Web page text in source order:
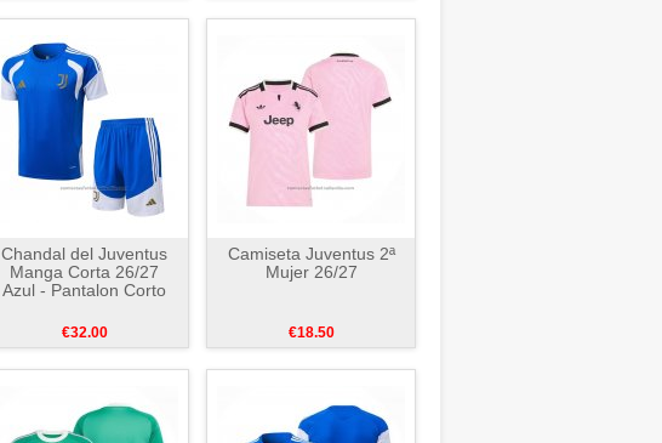
Chandal del Juventus
Manga Corta 26/27
Azul - Pantalon Corto
€32.00
Camiseta Juventus 2ª
Mujer 26/27
€18.50